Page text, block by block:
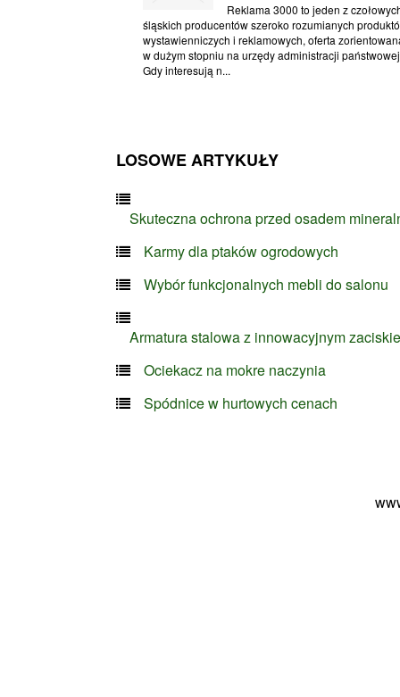
Reklama 3000 to jeden z
śląskich producentów szeroko rozumianych
wystawienniczych i reklamowych, oferta
w dużym stopniu na urzędy administracji
Gdy interesują n...
LOSOWE ARTYKUŁY
Skuteczna ochrona przed osadem
Karmy dla ptaków ogrodowych
Wybór funkcjonalnych mebli do salonu
Armatura stalowa z innowacyjnym
Ociekacz na mokre naczynia
Spódnice w hurtowych cenach